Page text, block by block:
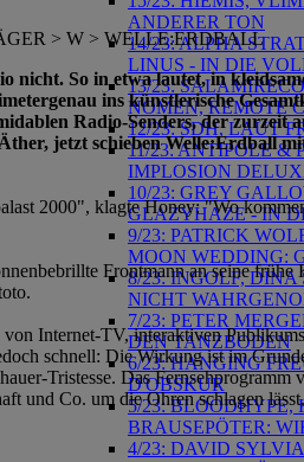
ANDERER TON
14/23: ALPHA
LINUS - IN DIE
13/23:
NOMEN, REMOTE
12/23: SDH, LAUT
11/23: ANTIPOLE &
IMPLOSION
10/23: GREY
GLAZYHAZE - IN
9/23: PATRICK
MOON WEDDING:
8/23: INGOLF,
NICHT
7/23: PETER
DEN TANZBODEN
6/23: HANGING
D'OBSKUR
5/23: BLOODHYPE,
BRAUSEPÖTER:
4/23: DAVID
> W > WELLE:ERDBALL
nicht. So in etwa lautet, in
ins künstlerische
Radio-Senders, der zurzeit
jetzt schieben Welle:Erdball
2000", klagte Honey: "Wo
Frontmann an seine
Internet-TV, interaktiven
schnell: Die Wirkung ist im
Tristesse. Das
und Co. um die Ohren schlagen lässt.